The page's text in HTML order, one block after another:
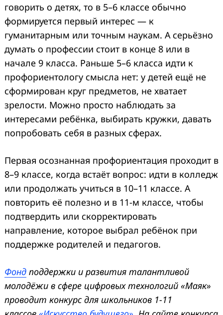
говорить о детях, то в 5–6 классе обычно
формируется первый интерес — к
гуманитарным или точным наукам. А серьёзно
думать о профессии стоит в конце 8 или в
начале 9 класса. Раньше 5–6 класса идти к
профориентологу смысла нет: у детей ещё не
сформирован круг предметов, не хватает
зрелости. Можно просто наблюдать за
интересами ребёнка, выбирать кружки, давать
попробовать себя в разных сферах.
Первая осознанная профориентация проходит в
8–9 классе, когда встаёт вопрос: идти в колледж
или продолжать учиться в 10–11 классе. А
повторить её полезно и в 11-м классе, чтобы
подтвердить или скорректировать
направление, которое выбрал ребёнок при
поддержке родителей и педагогов.
Фонд поддержки и развития талантливой
молодёжи в сфере цифровых технологий «Маяк»
проводит конкурс для школьников 1-11